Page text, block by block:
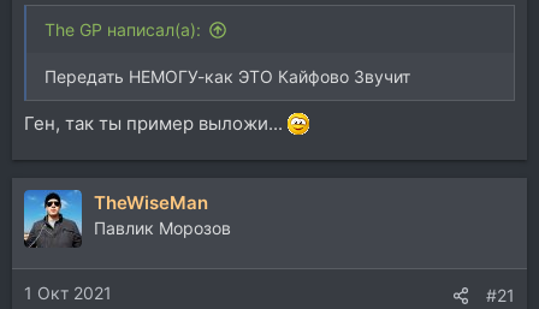
The GP написал(а):
Передать НЕМОГУ-как ЭТО Кайфово Звучит
Ген, так ты пример выложи...
TheWiseMan
Павлик Морозов
1 Окт 2021 #21